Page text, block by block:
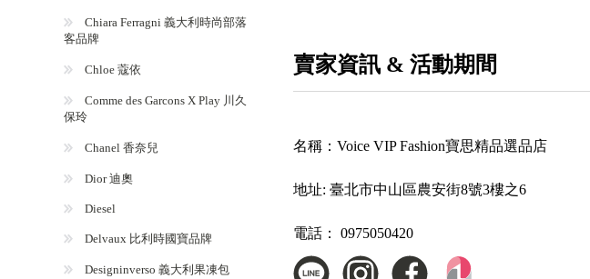
賣家資訊 & 活動期間
名稱： Voice VIP Fashion寶思精品選品店
地址: 臺北市中山區農安街8號3樓之6
電話： 0975050420
Chiara Ferragni 義大利時尚部落
客品牌
Chloe 蔻依
Comme des Garcons X Play 川久
保玲
Chanel 香奈兒
Dior 迪奧
Diesel
Delvaux 比利時國寶品牌
Designinverso 義大利果凍包